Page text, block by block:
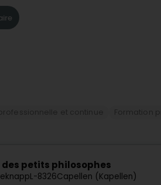
petits philosophes
L-8326Capellen (Kapellen)